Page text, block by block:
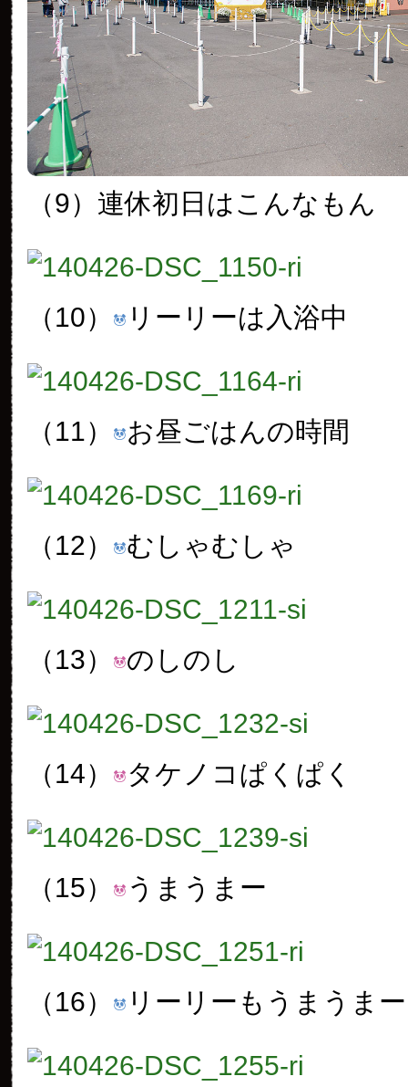
（9）連休初日はこんなもん
（10） リーリーは入浴中
（11） お昼ごはんの時間
（12） むしゃむしゃ
（13） のしのし
（14） タケノコぱくぱく
（15） うまうまー
（16） リーリーもうまうまー